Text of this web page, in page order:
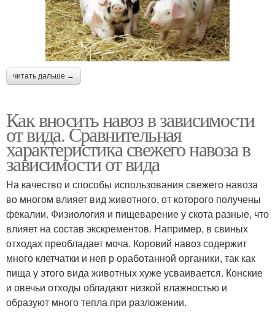
читать дальше →
Как вносить навоз в зависимости
от вида. Сравнительная
характеристика свежего навоза в
зависимости от вида
На качество и способы использования свежего навоза
во многом влияет вид животного, от которого получены
фекалии. Физиология и пищеварение у скота разные, что
влияет на состав экскрементов. Например, в свиных
отходах преобладает моча. Коровий навоз содержит
много клетчатки и неп р оработанной органики, так как
пища у этого вида животных хуже усваивается. Конские
и овечьи отходы обладают низкой влажностью и
образуют много тепла при разложении.